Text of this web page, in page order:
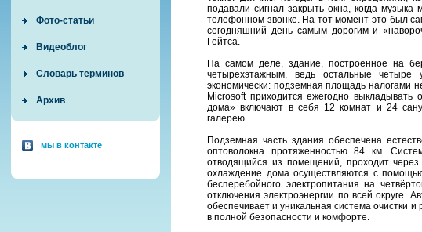
Фото-статьи
Видеоблог
Словарь терминов
Архив
мы в контакте
подавали сигнал закрыть окна, когда
телефонном звонке. На тот момент это был
сегодняшний день самым дорогим и
Гейтса.
На самом деле, здание, построенное на
четырёхэтажным, ведь остальные
экономически: подземная площадь налогами
Microsoft приходится ежегодно
дома» включают в себя 12 комнат и 24
галерею.
Подземная часть здания обеспечена
оптоволокна протяженностью 84 км.
отводящийся из помещений, проходит
охлаждение дома осуществляются с
бесперебойного электропитания на
отключения электроэнергии по всей округе.
обеспечивает и уникальная система очистки
в полной безопасности и комфорте.